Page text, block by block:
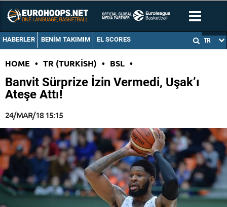
HABERLER BENIM TAKIMIM EL SCORES TR
HOME • TR (TURKISH) • BSL •
Banvit Sürprize İzin Vermedi, Uşak’ı
Ateşe Attı!
24/MAR/18 15:15